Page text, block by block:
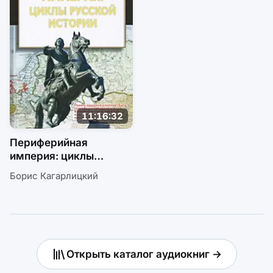
11:16:32
Периферийная
империя: циклы
русской истории
Борис Кагарлицкий
Открыть каталог аудиокниг →